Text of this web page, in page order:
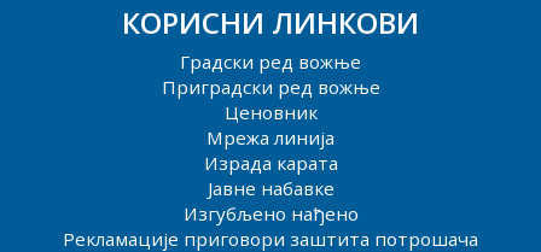
КОРИСНИ ЛИНКОВИ
Градски ред вожње
Приградски ред вожње
Ценовник
Мрежа линија
Израда карата
Јавне набавке
Изгубљено нађено
Рекламације приговори заштита потрошача